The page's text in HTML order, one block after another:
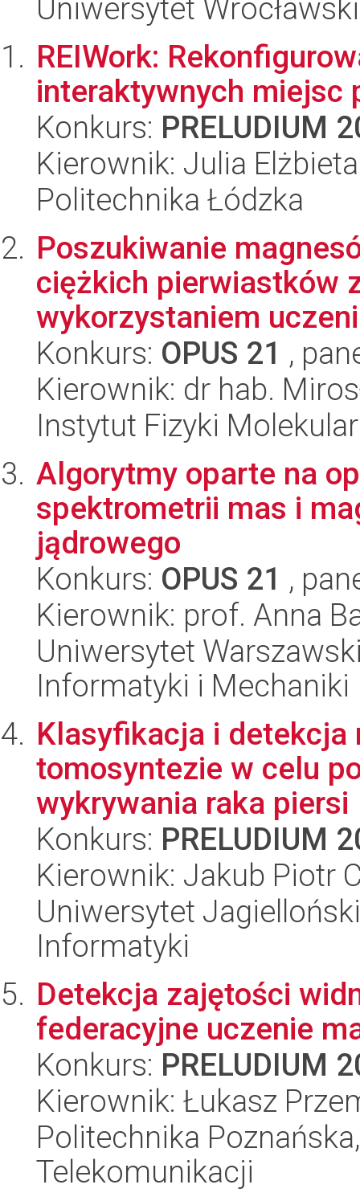
Uniwersytet
REIWork:
interaktywnych miejsc
Konkurs: PRELUDIUM
Kierownik: Julia
Politechnika Łódzka
Poszukiwanie
ciężkich pierwiastków
wykorzystaniem
Konkurs: OPUS 21 ,
Kierownik: dr hab.
Instytut Fizyki
Algorytmy oparte na
spektrometrii mas i
jądrowego
Konkurs: OPUS 21 ,
Kierownik: prof. Anna
Uniwersytet
Informatyki i Mechaniki
Klasyfikacja i detekcja
tomosyntezie w celu
wykrywania raka piersi
Konkurs: PRELUDIUM
Kierownik: Jakub Piotr
Uniwersytet
Informatyki
Detekcja zajętości
federacyjne uczenie
Konkurs: PRELUDIUM
Kierownik: Łukasz
Politechnika
Telekomunikacji